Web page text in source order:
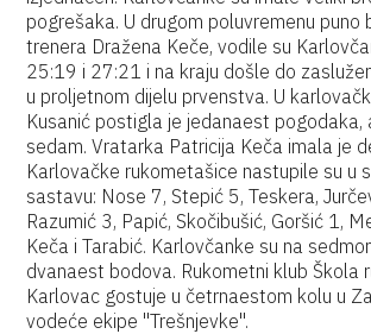
pogrešaka. U drugom poluvremenu puno
trenera Dražena Keče, vodile su
25:19 i 27:21 i na kraju došle do
u proljetnom dijelu prvenstva. U
Kusanić postigla je jedanaest pogodaka,
sedam. Vratarka Patricija Keča imala je
Karlovačke rukometašice nastupile su u
sastavu: Nose 7, Stepić 5, Teskera,
Razumić 3, Papić, Skočibušić, Goršić 1,
Keča i Tarabić. Karlovčanke su na
dvanaest bodova. Rukometni klub Škola
Karlovac gostuje u četrnaestom kolu u
vodeće ekipe "Trešnjevke".